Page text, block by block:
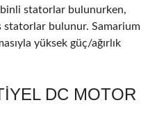
statorlar bulunurken,
statorlar bulunur. Samarium
yüksek güç/ağırlık
DC MOTOR